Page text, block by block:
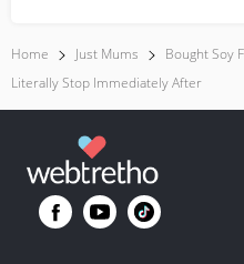
Home Just Mums
Bought Soy
Literally Stop Immediately After